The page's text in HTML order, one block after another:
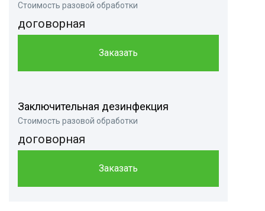
Стоимость разовой обработки
договорная
Заказать
Заключительная дезинфекция
Стоимость разовой обработки
договорная
Заказать